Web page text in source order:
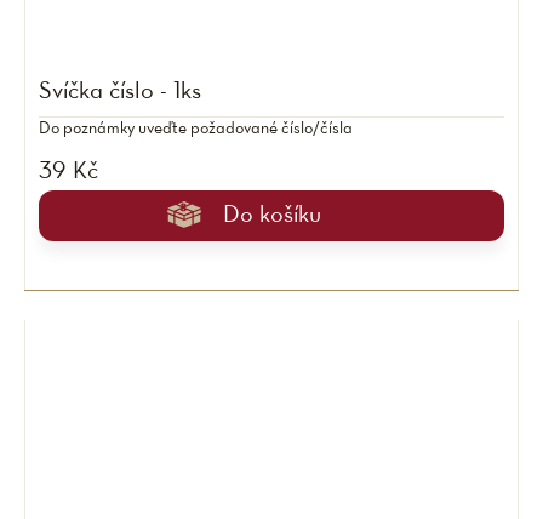
Svíčka číslo - 1ks
39 Kč
Do košíku
Do poznámky uveďte požadované číslo/čísla